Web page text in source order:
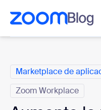
contenido principal
al chat de ayuda
Marketplace de
Zoom Workplace